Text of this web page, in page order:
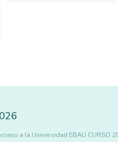
a la Universidad EBAU CURSO